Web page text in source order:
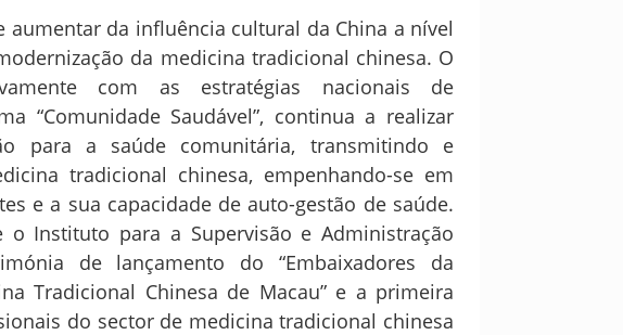
aumentar da influência cultural da China a nível
da medicina tradicional chinesa. O
com as estratégias nacionais de
“Comunidade Saudável”, continua a realizar
para a saúde comunitária, transmitindo e
tradicional chinesa, empenhando-se em
e a sua capacidade de auto-gestão de saúde.
o Instituto para a Supervisão e Administração
de lançamento do “Embaixadores da
Tradicional Chinesa de Macau” e a primeira
do sector de medicina tradicional chinesa